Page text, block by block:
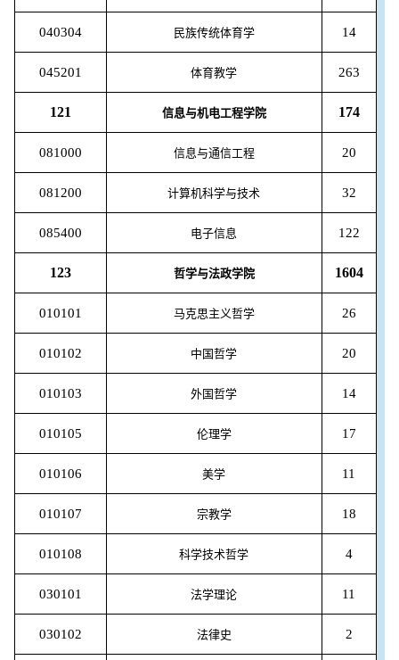
040304 民族传统体育学 14
045201 体育教学 263
121 信息与机电工程学院 174
081000 信息与通信工程 20
081200 计算机科学与技术 32
085400 电子信息 122
123 哲学与法政学院 1604
010101 马克思主义哲学 26
010102 中国哲学 20
010103 外国哲学 14
010105 伦理学 17
010106 美学 11
010107 宗教学 18
010108 科学技术哲学 4
030101 法学理论 11
030102 法律史 2